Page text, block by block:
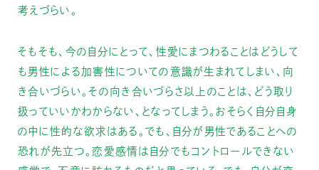
考えづらい。
そもそも、今の自分にとって、性愛にまつわることはどうして
も男性による加害性についての意識が生まれてしまい、向
き合いづらい。その向き合いづらさ以上のことは、どう取り
扱っていいかわからない、となってしまう。おそらく自分自身
の中に性的な欲求はある。でも、自分が男性であることへの
恐れが先立つ。恋愛感情は自分でもコントロールできない